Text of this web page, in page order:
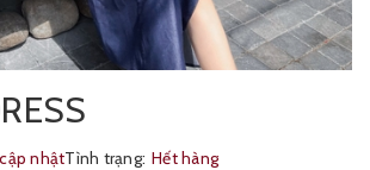
nhậtTình trạng: Hết hàng